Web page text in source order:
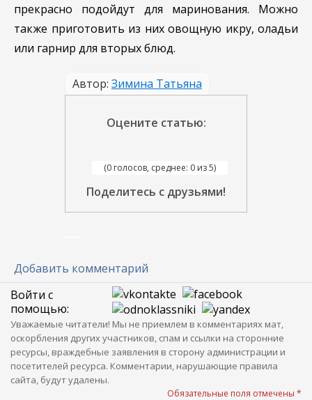
прекрасно подойдут для маринования. Можно
также приготовить из них овощную икру, оладьи
или гарнир для вторых блюд.
Автор: Зимина Татьяна
Оцените статью:
(0 голосов, среднее: 0 из 5)
Поделитесь с друзьями!
Добавить комментарий
Войти с
помощью:
Уважаемые читатели! Мы не приемлем в комментариях мат,
оскорбления других участников, спам и ссылки на сторонние
ресурсы, враждебные заявления в сторону администрации и
посетителей ресурса. Комментарии, нарушающие правила
сайта, будут удалены.
Обязательные поля отмечены *